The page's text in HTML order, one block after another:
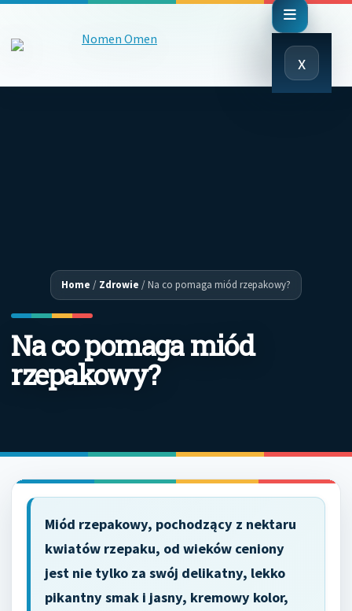
x
Close
Menu
Home / Zdrowie /Na co pomaga miód rzepakowy?
Na co pomaga miód
rzepakowy?
Miód rzepakowy, pochodzący z nektaru
kwiatów rzepaku, od wieków ceniony
jest nie tylko za swój delikatny, lekko
pikantny smak i jasny, kremowy kolor,